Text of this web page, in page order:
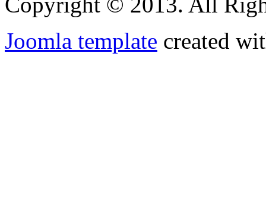
Joomla template created